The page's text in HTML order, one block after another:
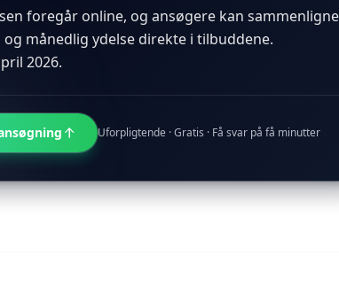
foregår online, og ansøgere kan sammenligne
og månedlig ydelse direkte i tilbuddene.
2026.
Uforpligtende · Gratis · Få svar på få minutter